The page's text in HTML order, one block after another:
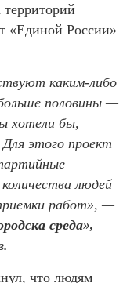
территорий
«Единой России»
каким-либо
половины —
хотели бы,
этого проект
людей
работ», —
среда»,
что людям